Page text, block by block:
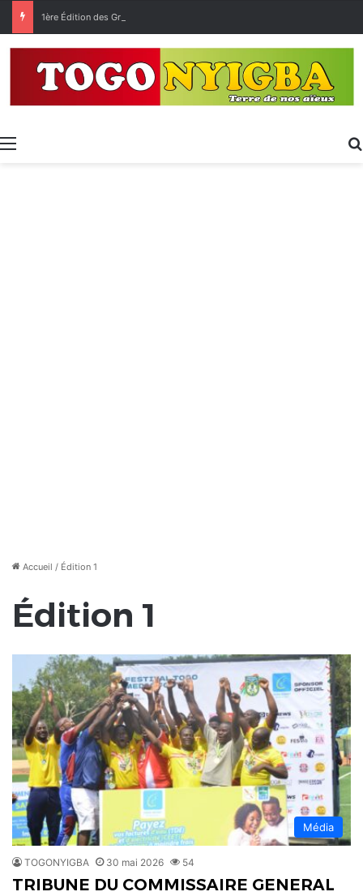
Menu
Accueil / Édition 1
Édition 1
Média
TOGONYIGBA 30 mai 2026 54
TRIBUNE DU COMMISSAIRE GENERAL